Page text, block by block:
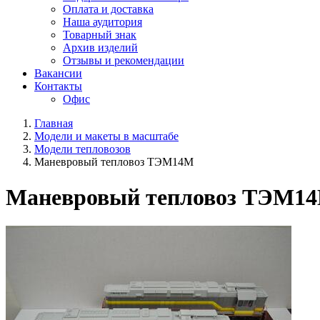
Оплата и доставка
Наша аудитория
Товарный знак
Архив изделий
Отзывы и рекомендации
Вакансии
Контакты
Офис
Главная
Модели и макеты в масштабе
Модели тепловозов
Маневровый тепловоз ТЭМ14М
Маневровый тепловоз